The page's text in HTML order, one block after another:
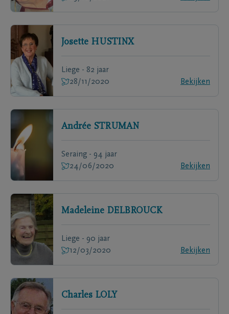
Josette HUSTINX
Liege - 82 jaar
28/11/2020
Bekijken
Andrée STRUMAN
Seraing - 94 jaar
24/06/2020
Bekijken
Madeleine DELBROUCK
Liege - 90 jaar
12/03/2020
Bekijken
Charles LOLY